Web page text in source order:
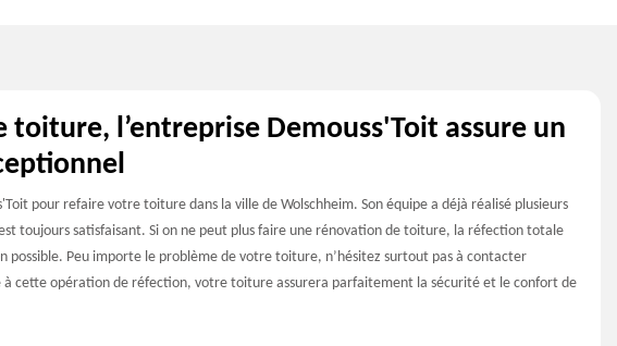
toiture, l’entreprise Demouss'Toit assure un
pour refaire votre toiture dans la ville de Wolschheim. Son équipe a déjà réalisé plusieurs
toujours satisfaisant. Si on ne peut plus faire une rénovation de toiture, la réfection totale
possible. Peu importe le problème de votre toiture, n’hésitez surtout pas à contacter
à cette opération de réfection, votre toiture assurera parfaitement la sécurité et le confort de